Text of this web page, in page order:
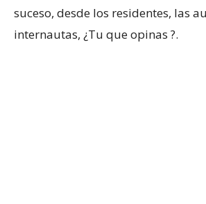
suceso, desde los residentes, las
internautas, ¿Tu que opinas ?.